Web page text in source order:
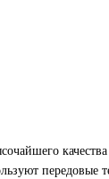
передовые